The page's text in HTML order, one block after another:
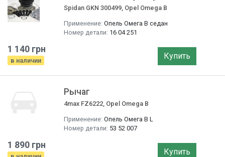
Spidan GKN 300499, Opel Omega B
Применение: Опель Омега B седан
Номер детали: 16 04 251
1 140 грн
в наличии Купить
Рычаг
4max FZ6222, Opel Omega B
Применение: Опель Омега B L
Номер детали: 53 52 007
1 890 грн
Купить